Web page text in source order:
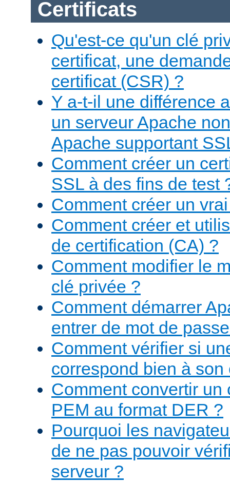
Certificats
Qu'est-ce qu'un clé
certificat, une
certificat (CSR) ?
Y a-t-il une différence
un serveur Apache
Apache supportant
Comment créer un
SSL à des fins de test
Comment créer un
Comment créer et
de certification (CA) ?
Comment modifier le
clé privée ?
Comment démarrer
entrer de mot de
Comment vérifier si
correspond bien à son
Comment convertir un
PEM au format DER ?
Pourquoi les
de ne pas pouvoir
serveur ?